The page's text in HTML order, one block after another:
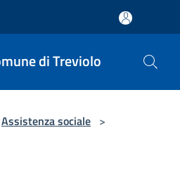
di Treviolo
Assistenza sociale >